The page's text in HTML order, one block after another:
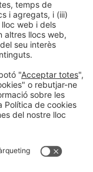
1 - The
Hub
Accés
lliure